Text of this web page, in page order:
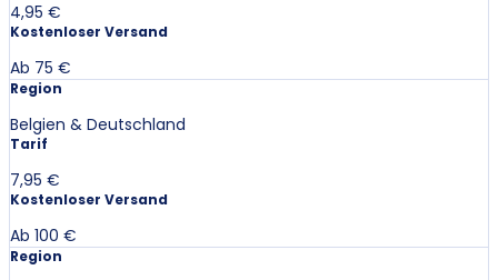
4,95 €
Kostenloser Versand
Ab 75 €
Region
Belgien & Deutschland
Tarif
7,95 €
Kostenloser Versand
Ab 100 €
Region